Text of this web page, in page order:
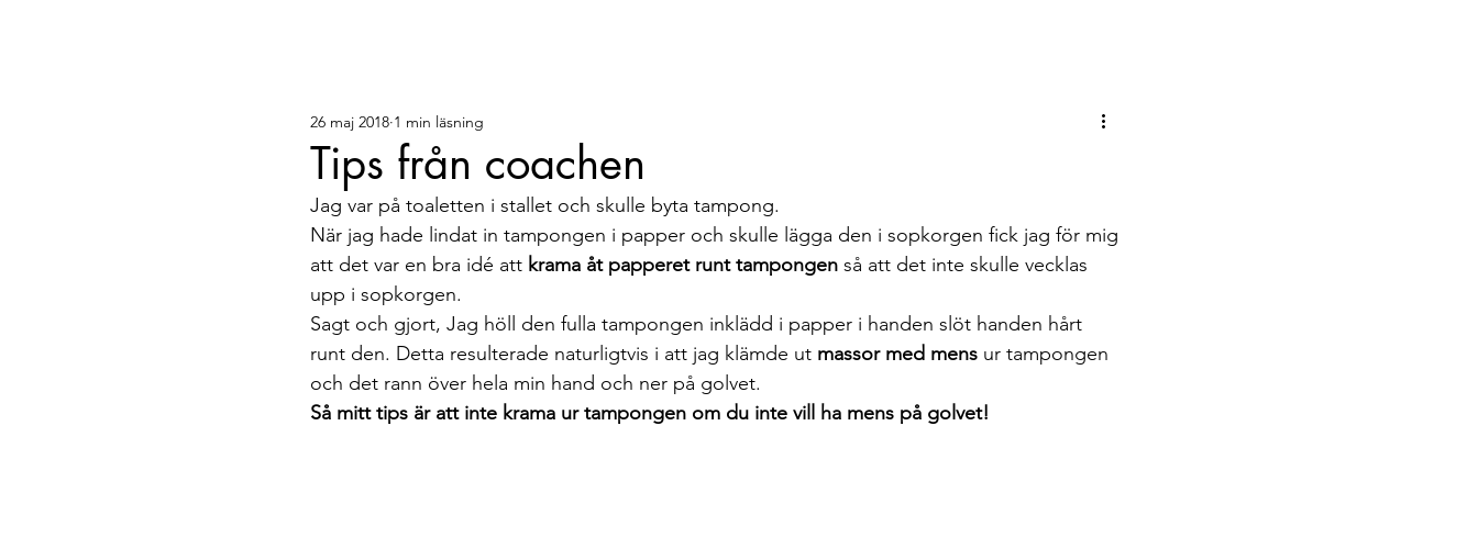
Bellis tipsar Gäster Mathilda tipsar om böcker!
Tips från coachen
26 maj 2018 1 min läsning
Jag var på toaletten i stallet och skulle byta tampong.
När jag hade lindat in tampongen i papper och skulle lägga den i sopkorgen fick jag för mig
att det var en bra idé att krama åt papperet runt tampongen så att det inte skulle vecklas
upp i sopkorgen.
Sagt och gjort, Jag höll den fulla tampongen inklädd i papper i handen slöt handen hårt
runt den. Detta resulterade naturligtvis i att jag klämde ut massor med mens ur tampongen
och det rann över hela min hand och ner på golvet.
Så mitt tips är att inte krama ur tampongen om du inte vill ha mens på golvet!